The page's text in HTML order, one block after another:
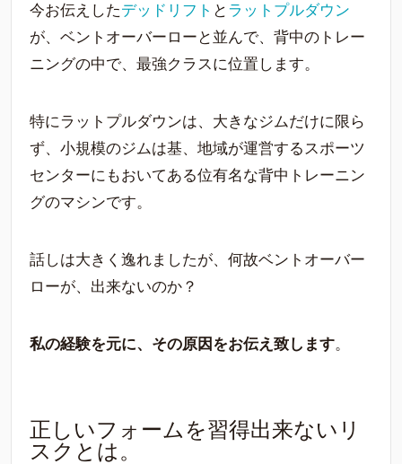
今お伝えしたデッドリフト と ラットプルダウン
が、ベントオーバーローと並んで、背中のトレー
ニングの中で、最強クラスに位置します。
特にラットプルダウンは、大きなジムだけに限ら
ず、小規模のジムは基、地域が運営するスポーツ
センターにもおいてある位有名な背中トレーニン
グのマシンです。
話しは大きく逸れましたが、何故ベントオーバー
ローが、出来ないのか？
私の経験を元に、その原因をお伝え致します。
正しいフォームを習得出来ないリ
スクとは。